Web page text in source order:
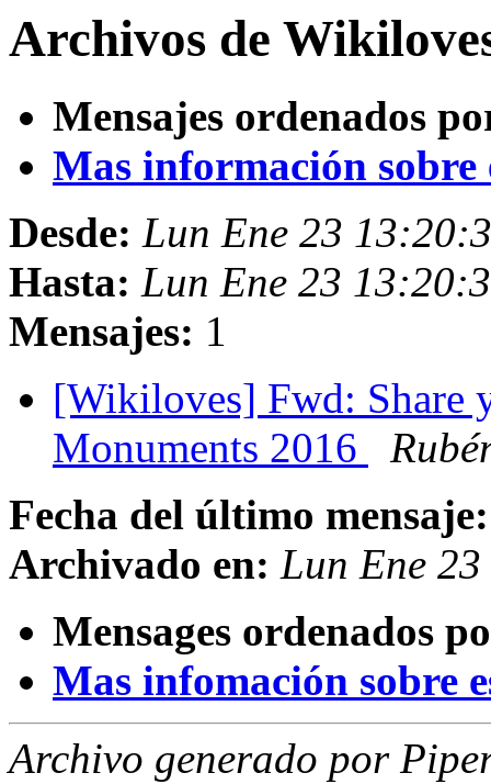
Archivos de
Mensajes ordenados
Mas información sobre
Desde: Lun Ene 23
Hasta: Lun Ene 23
Mensajes: 1
[Wikiloves] Fwd: Share
Monuments 2016
Fecha del último mensaje:
Archivado en: Lun Ene
Mensages ordenados
Mas infomación sobre
Archivo generado por